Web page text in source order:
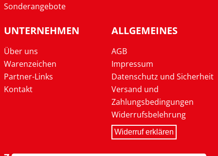
Sonderangebote
UNTERNEHMEN
Über uns
Warenzeichen
Partner-Links
Kontakt
ALLGEMEINES
AGB
Impressum
Datenschutz und Sicherheit
Versand und
Zahlungsbedingungen
Widerrufsbelehrung
Widerruf erklären